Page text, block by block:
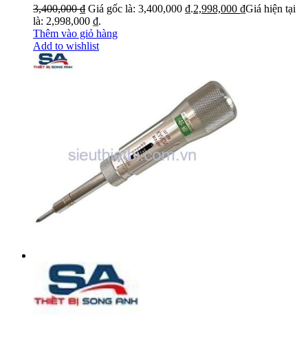
3,400,000₫ Giá gốc là: 3,400,000 ₫.2,998,000 ₫Giá hiện tại
là: 2,998,000 ₫.
Thêm vào giỏ hàng
Add to wishlist